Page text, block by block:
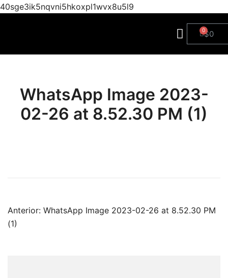
40sge3ik5nqvni5hkoxpl1wvx8u5l9
$0
WhatsApp Image 2023-
02-26 at 8.52.30 PM (1)
Anterior: WhatsApp Image 2023-02-26 at 8.52.30 PM
(1)